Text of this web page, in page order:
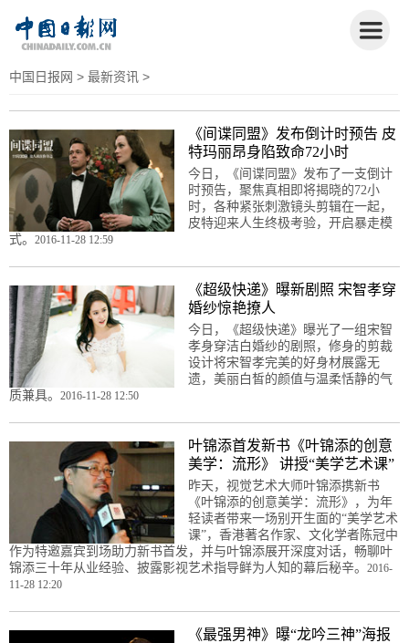
中国日报网 > 最新资讯 >
《间谍同盟》发布倒计时预告 皮
特玛丽昂身陷致命72小时
今日，《间谍同盟》发布了一支倒计
时预告，聚焦真相即将揭晓的72小
时，各种紧张刺激镜头剪辑在一起，
皮特迎来人生终极考验，开启暴走模
式。 2016-11-28 12:59
《超级快递》曝新剧照 宋智孝穿
婚纱惊艳撩人
今日，《超级快递》曝光了一组宋智
孝身穿洁白婚纱的剧照，修身的剪裁
设计将宋智孝完美的好身材展露无
遗，美丽白皙的颜值与温柔恬静的气
质兼具。 2016-11-28 12:50
叶锦添首发新书《叶锦添的创意
美学：流形》 讲授“美学艺术课”
昨天，视觉艺术大师叶锦添携新书
《叶锦添的创意美学：流形》，为年
轻读者带来一场别开生面的“美学艺术
课”，香港著名作家、文化学者陈冠中
作为特邀嘉宾到场助力新书首发，并与叶锦添展开深度对话，畅聊叶
锦添三十年从业经验、披露影视艺术指导鲜为人知的幕后秘辛。 2016-
11-28 12:20
《最强男神》曝“龙吟三神”海报